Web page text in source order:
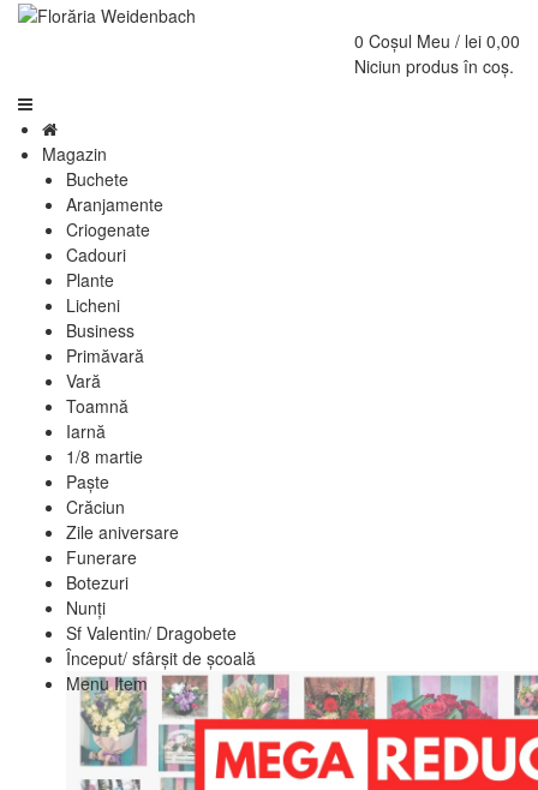
0 Coșul Meu / lei 0,00
Niciun produs în coș.
Magazin
Buchete
Aranjamente
Criogenate
Cadouri
Plante
Licheni
Business
Primăvară
Vară
Toamnă
Iarnă
1/8 martie
Paște
Crăciun
Zile aniversare
Funerare
Botezuri
Nunți
Sf Valentin/ Dragobete
Început/ sfârșit de școală
Menu Item